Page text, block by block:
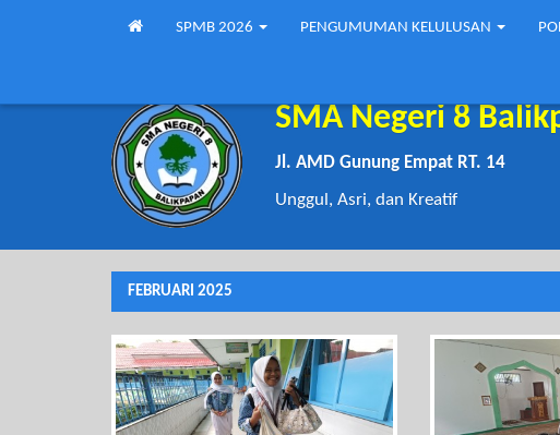
SPMB 2026 PENGUMUMAN KELULUSAN
SMA Negeri 8
Jl. AMD Gunung Empat RT. 14
Unggul, Asri, dan Kreatif
FEBRUARI 2025